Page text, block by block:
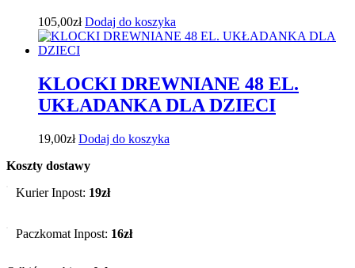
105,00zł Dodaj do koszyka
KLOCKI DREWNIANE 48 EL.
UKŁADANKA DLA DZIECI
19,00zł Dodaj do koszyka
Koszty dostawy
Kurier Inpost: 19zł
Paczkomat Inpost: 16zł